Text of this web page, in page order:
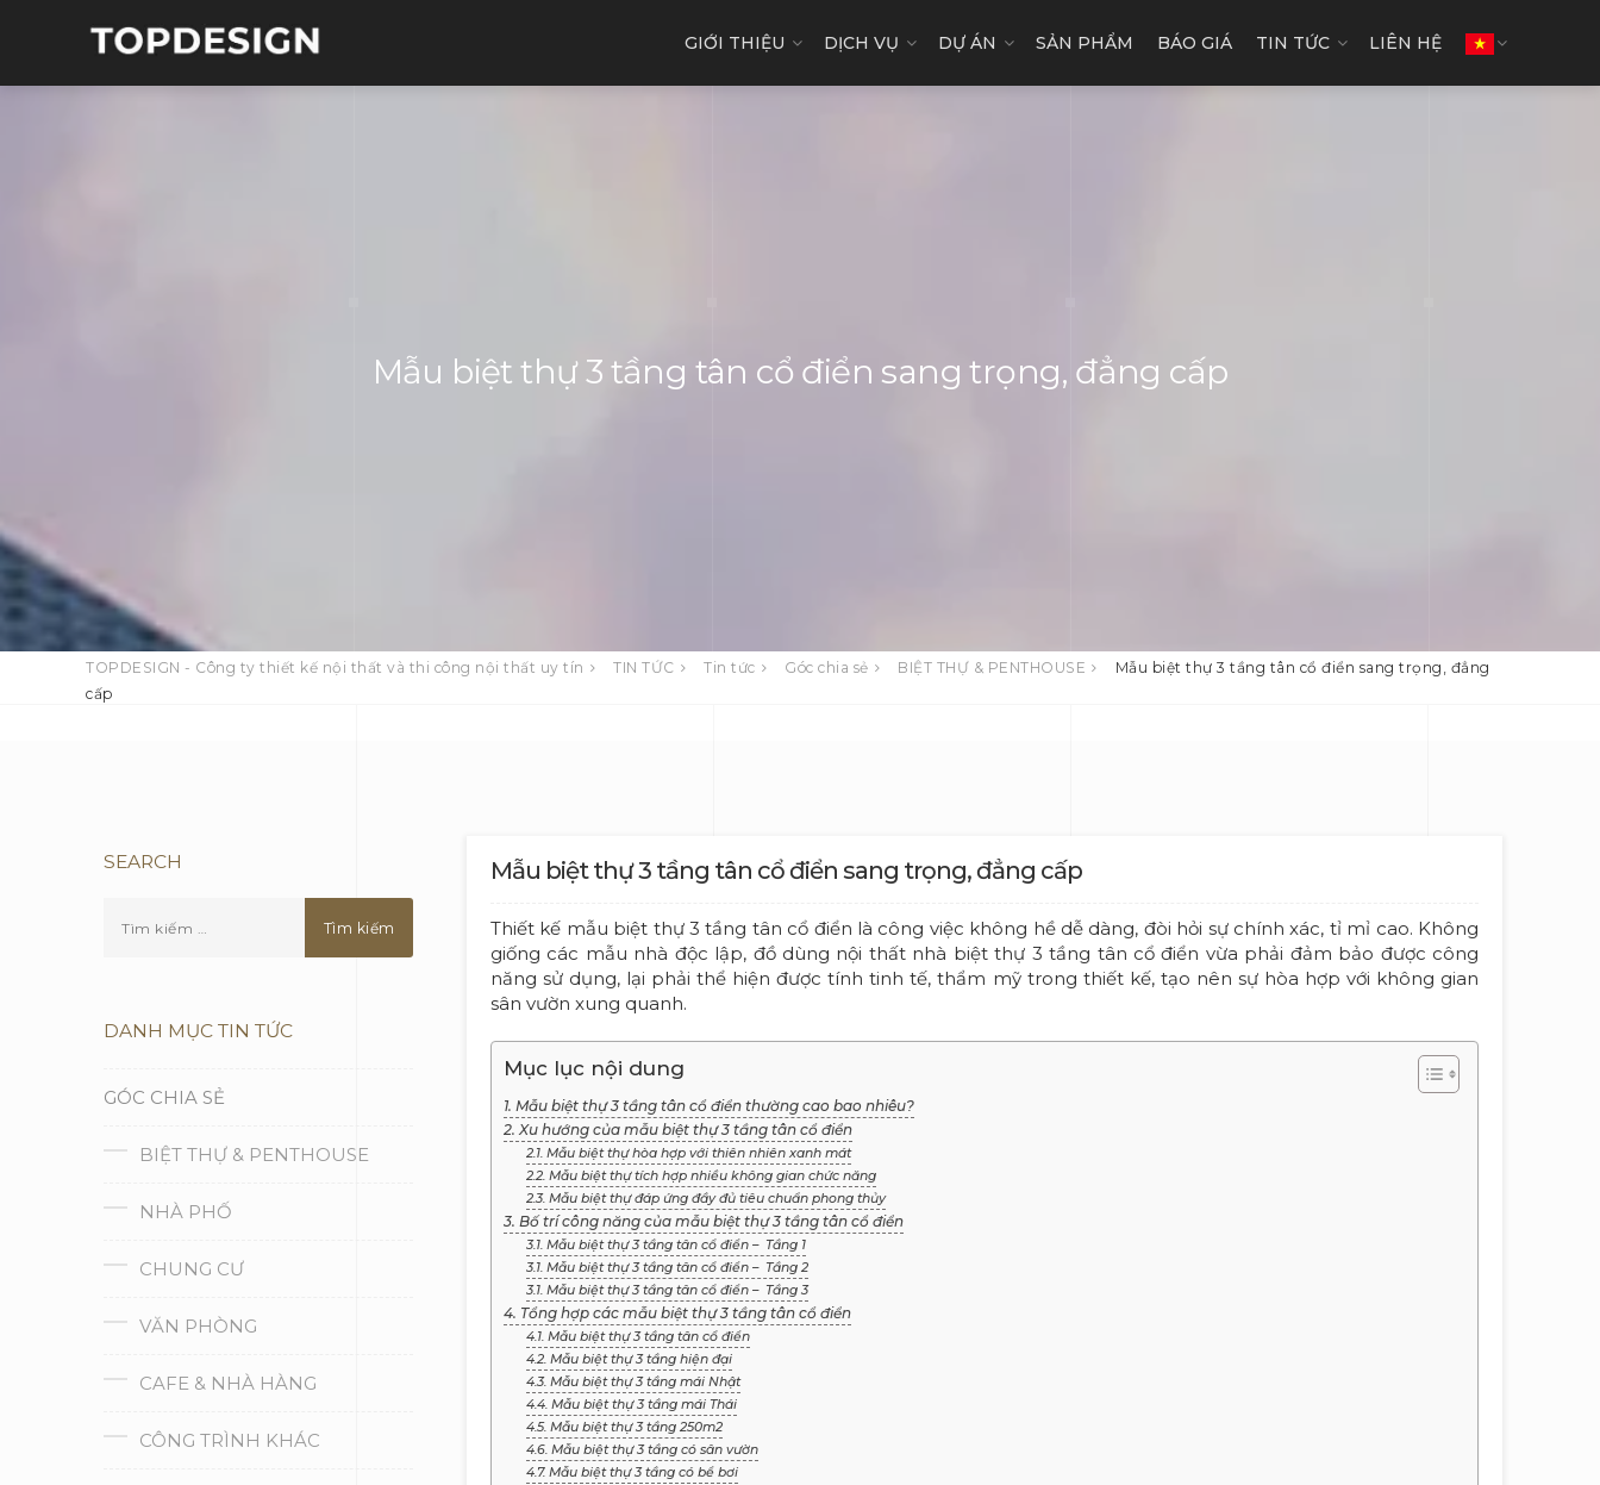
GIỚI THIỆU DỊCH VỤ DỰ ÁN SẢN PHẨM BÁO GIÁ TIN TỨC LIÊN HỆ
Mẫu biệt thự 3 tầng tân cổ điển sang trọng, đẳng cấp
TOPDESIGN - Công ty thiết kế nội thất và thi công nội thất uy tín TIN TỨC Tin tức Góc chia sẻ BIỆT THỰ & PENTHOUSE
Mẫu biệt thự 3 tầng tân cổ điển sang trọng, đẳng
cấp
Mẫu biệt thự 3 tầng tân cổ điển sang trọng, đẳng cấp
Thiết kế mẫu biệt thự 3 tầng tân cổ điển là công việc không hề dễ dàng, đòi hỏi sự chính xác, tỉ mỉ cao. Không
giống các mẫu nhà độc lập, đồ dùng nội thất nhà biệt thự 3 tầng tân cổ điển vừa phải đảm bảo được công
năng sử dụng, lại phải thể hiện được tính tinh tế, thẩm mỹ trong thiết kế, tạo nên sự hòa hợp với không gian
sân vườn xung quanh.
Mục lục nội dung
1. Mẫu biệt thự 3 tầng tân cổ điển thường cao bao nhiêu?
2. Xu hướng của mẫu biệt thự 3 tầng tân cổ điển
2.1. Mẫu biệt thự hòa hợp với thiên nhiên xanh mát
2.2. Mẫu biệt thự tích hợp nhiều không gian chức năng
2.3. Mẫu biệt thự đáp ứng đầy đủ tiêu chuẩn phong thủy
3. Bố trí công năng của mẫu biệt thự 3 tầng tân cổ điển
3.1. Mẫu biệt thự 3 tầng tân cổ điển – Tầng 1
3.1. Mẫu biệt thự 3 tầng tân cổ điển – Tầng 2
3.1. Mẫu biệt thự 3 tầng tân cổ điển – Tầng 3
4. Tổng hợp các mẫu biệt thự 3 tầng tân cổ điển
4.1. Mẫu biệt thự 3 tầng tân cổ điển
4.2. Mẫu biệt thự 3 tầng hiện đại
4.3. Mẫu biệt thự 3 tầng mái Nhật
4.4. Mẫu biệt thự 3 tầng mái Thái
4.5. Mẫu biệt thự 3 tầng 250m2
4.6. Mẫu biệt thự 3 tầng có sân vườn
4.7. Mẫu biệt thự 3 tầng có bể bơi
SEARCH
DANH MỤC TIN TỨC
GÓC CHIA SẺ
BIỆT THỰ & PENTHOUSE
NHÀ PHỐ
CHUNG CƯ
VĂN PHÒNG
CAFE & NHÀ HÀNG
CÔNG TRÌNH KHÁC